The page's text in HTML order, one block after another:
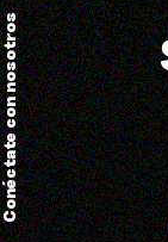
Conéctate con nosotros